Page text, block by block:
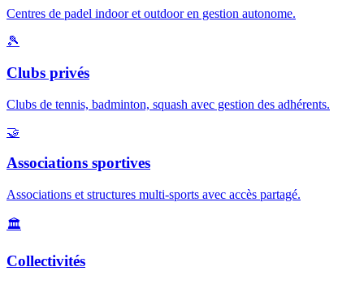
Centres de padel indoor et outdoor en gestion autonome.
🎾
Clubs privés
Clubs de tennis, badminton, squash avec gestion des adhérents.
🤝
Associations sportives
Associations et structures multi-sports avec accès partagé.
🏛️
Collectivités